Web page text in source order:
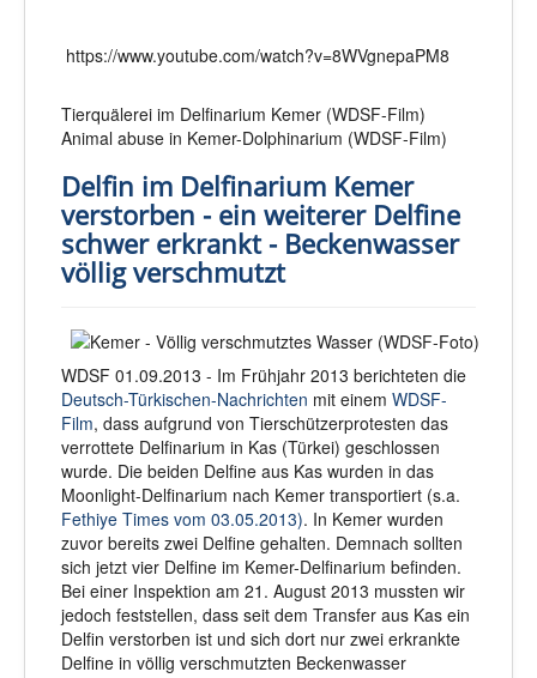
https://www.youtube.com/watch?v=8WVgnepaPM8
Tierquälerei im Delfinarium Kemer (WDSF-Film)
Animal abuse in Kemer-Dolphinarium (WDSF-Film)
Delfin im Delfinarium Kemer
verstorben - ein weiterer Delfine
schwer erkrankt - Beckenwasser
völlig verschmutzt
WDSF 01.09.2013 - Im Frühjahr 2013 berichteten die
Deutsch-Türkischen-Nachrichten mit einem WDSF-
Film, dass aufgrund von Tierschützerprotesten das
verrottete Delfinarium in Kas (Türkei) geschlossen
wurde. Die beiden Delfine aus Kas wurden in das
Moonlight-Delfinarium nach Kemer transportiert (s.a.
Fethiye Times vom 03.05.2013). In Kemer wurden
zuvor bereits zwei Delfine gehalten. Demnach sollten
sich jetzt vier Delfine im Kemer-Delfinarium befinden.
Bei einer Inspektion am 21. August 2013 mussten wir
jedoch feststellen, dass seit dem Transfer aus Kas ein
Delfin verstorben ist und sich dort nur zwei erkrankte
Delfine in völlig verschmutzten Beckenwasser